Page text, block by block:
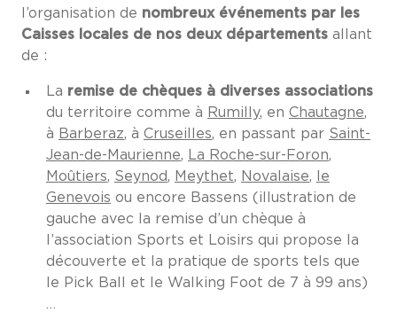
l’organisation de nombreux événements par les
Caisses locales de nos deux départements allant
de :
La remise de chèques à diverses associations
du territoire comme à Rumilly, en Chautagne,
à Barberaz, à Cruseilles, en passant par Saint-
Jean-de-Maurienne, La Roche-sur-Foron,
Moûtiers, Seynod, Meythet, Novalaise,
le
Genevois ou encore Bassens (illustration de
gauche avec la remise d’un chèque à
l’association Sports et Loisirs qui propose la
découverte et la pratique de sports tels que
le Pick Ball et le Walking Foot de 7 à 99 ans)